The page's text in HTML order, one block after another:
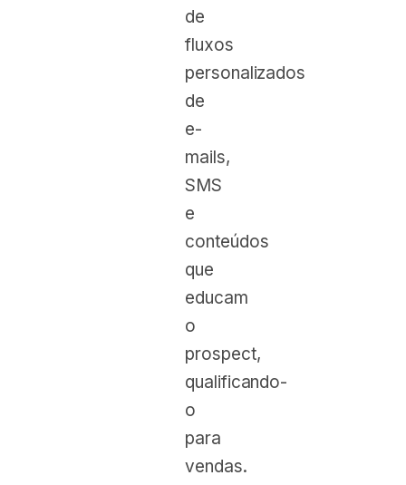
de
fluxos
personalizados
de
e-
mails,
SMS
e
conteúdos
que
educam
o
prospect,
qualificando-
o
para
vendas.